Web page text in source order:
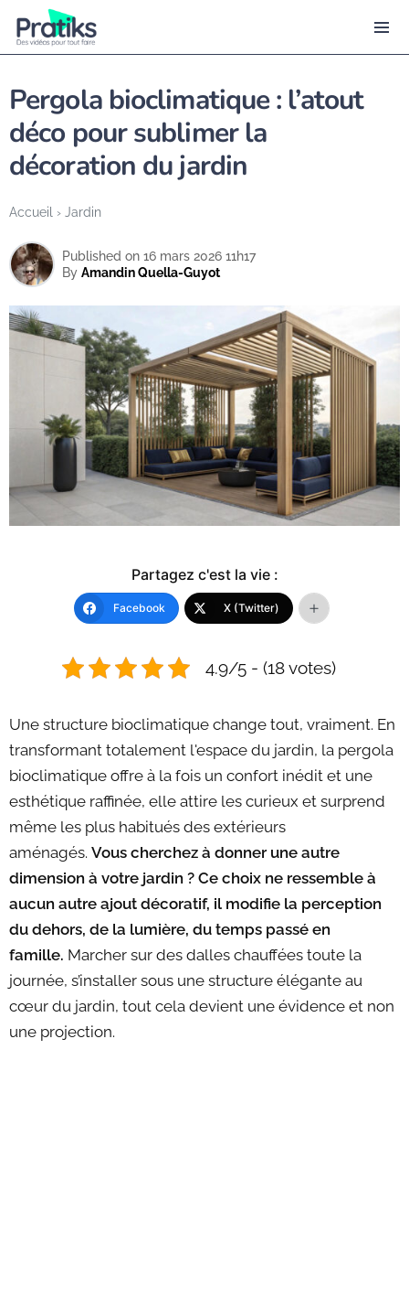
Accueil › Jardin
Pergola bioclimatique : l’atout
déco pour sublimer la
décoration du jardin
By Amandin Quella-Guyot
Published on 16 mars 2026 11h17
Partagez c'est la vie :
Facebook X (Twitter)
4.9/5 - (18 votes)
Une structure bioclimatique change tout, vraiment. En
transformant totalement l'espace du jardin, la pergola
bioclimatique offre à la fois un confort inédit et une
esthétique raffinée, elle attire les curieux et surprend
même les plus habitués des extérieurs
aménagés. Vous cherchez à donner une autre
dimension à votre jardin ? Ce choix ne ressemble à
aucun autre ajout décoratif, il modifie la perception
du dehors, de la lumière, du temps passé en
famille. Marcher sur des dalles chauffées toute la
journée, s’installer sous une structure élégante au
cœur du jardin, tout cela devient une évidence et non
une projection.